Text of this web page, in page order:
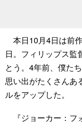
本日10月4日は前
日。フィリップス監
とう。4年前、僕た
思い出がたくさんあ
ルをアップした。
『ジョーカー：フ